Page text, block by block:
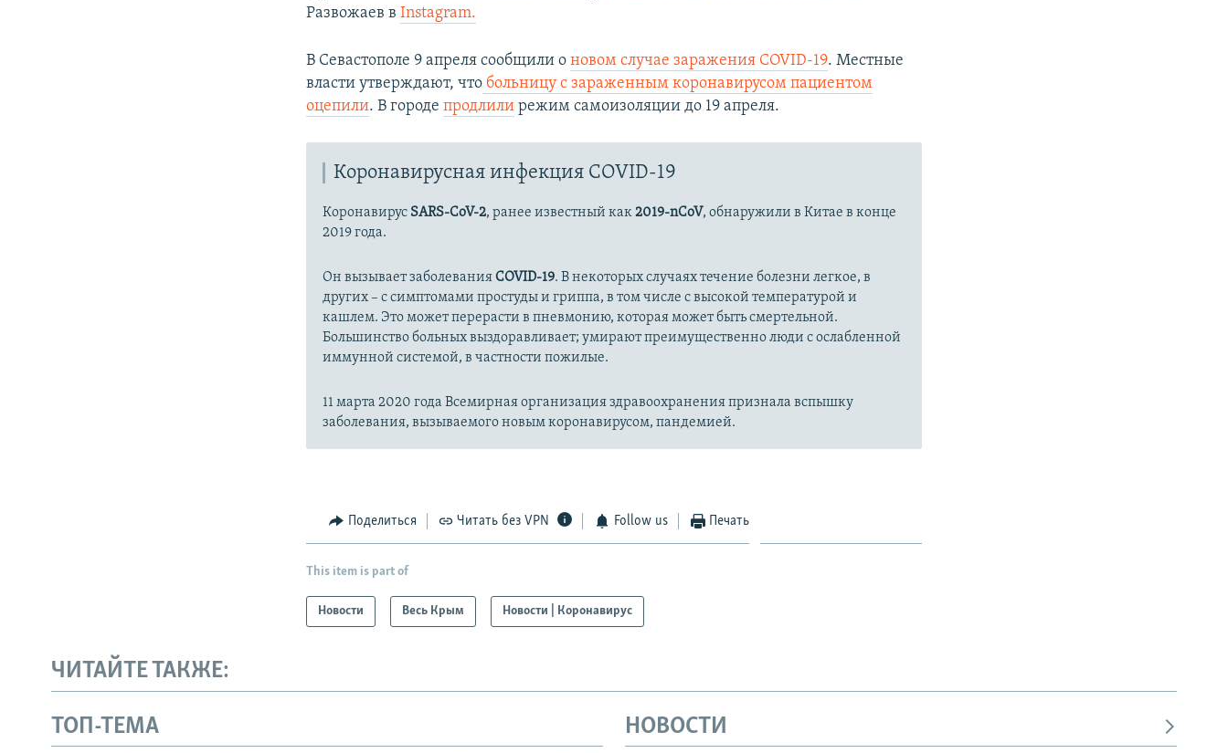
Развожаев вInstagram.
В Севастополе 9 апреля сообщили оновом случае заражения COVID-19. Местные
власти утверждают, что больницу с зараженным коронавирусом пациентом
оцепили. В городепродлили режим самоизоляции до 19 апреля.
Коронавирусная инфекция COVID-19
Коронавирус SARS-CoV-2, ранее известный как2019-nCoV, обнаружили в Китае в конце
2019 года.
Он вызывает заболеванияCOVID-19. В некоторых случаях течение болезни легкое, в
других – с симптомами простуды и гриппа, в том числе с высокой температурой и
кашлем. Это может перерасти в пневмонию, которая может быть смертельной.
Большинство больных выздоравливает; умирают преимущественно люди с ослабленной
иммунной системой, в частности пожилые.
11 марта 2020 года Всемирная организация здравоохранения признала вспышку
заболевания, вызываемого новым коронавирусом, пандемией.
Поделиться Читать без VPN Follow us Печать
This item is part of
Новости Весь Крым Новости | Коронавирус
ЧИТАЙТЕ ТАКЖЕ:
ТОП-ТЕМА НОВОСТИ